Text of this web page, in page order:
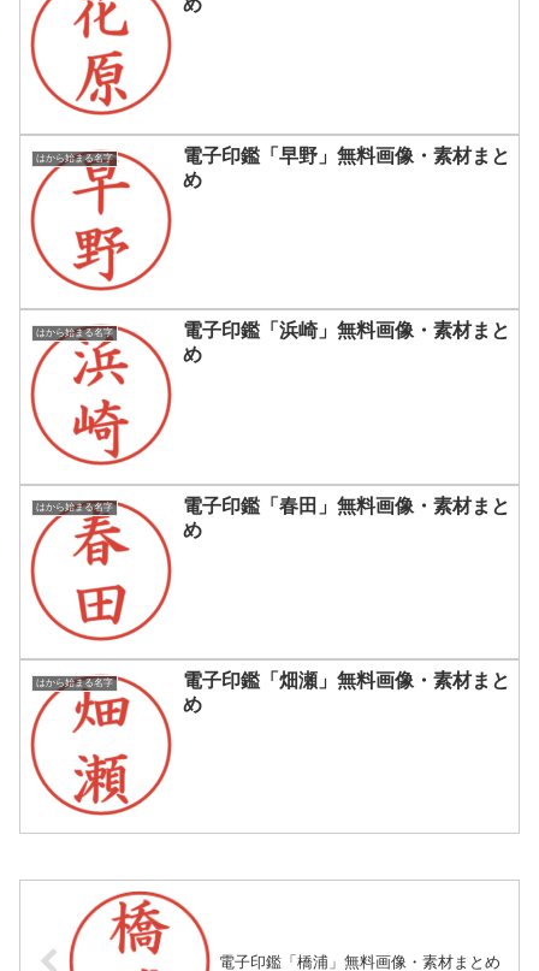
め
はから始まる名字
電子印鑑「早野」無料画像・素材まと
め
はから始まる名字
電子印鑑「浜崎」無料画像・素材まと
め
はから始まる名字
電子印鑑「春田」無料画像・素材まと
め
はから始まる名字
電子印鑑「畑瀬」無料画像・素材まと
め
電子印鑑「橋浦」無料画像・素材まとめ